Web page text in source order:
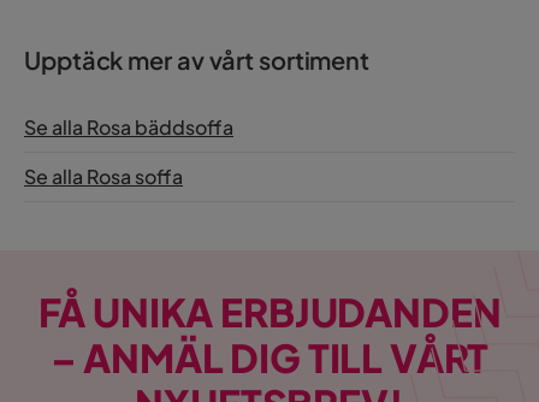
Serie
Orientering/Sida
Upptäck mer av vårt sortiment
Se alla Rosa bäddsoffa
Se alla Rosa soffa
FÅ UNIKA ERBJUDANDEN
– ANMÄL DIG TILL VÅRT